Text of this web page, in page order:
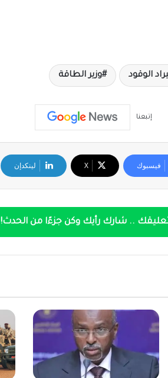
الوقود وزير الطاقة
إتبعنا
فيسبوك ‫X لينكدإن
.. شارك رأيك وكن جزءًا من الحدث!